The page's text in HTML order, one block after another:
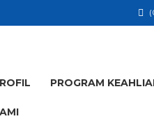
PROGRAM